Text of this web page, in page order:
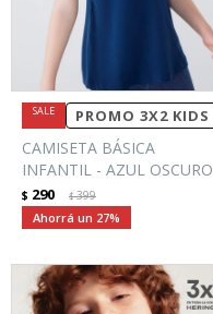
PROMO 3X2 KIDS
CAMISETA BÁSICA
INFANTIL - AZUL OSCURO
$ 290 $399
27